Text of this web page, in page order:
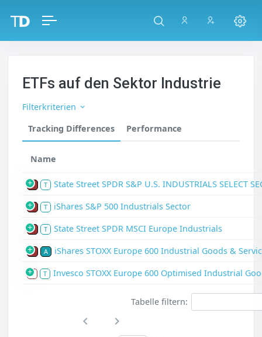
ETFs auf den Sektor Industrie
Filterkriterien
Tracking Differences
Performance
Name
P T State Street SPDR S&P U.S. INDUSTRIALS SELECT
P T iShares S&P 500 Industrials Sector
P T State Street SPDR MSCI Europe Industrials
P A iShares STOXX Europe 600 Industrial Goods &
S T Invesco STOXX Europe 600 Optimised Industrial
Tabelle filtern: